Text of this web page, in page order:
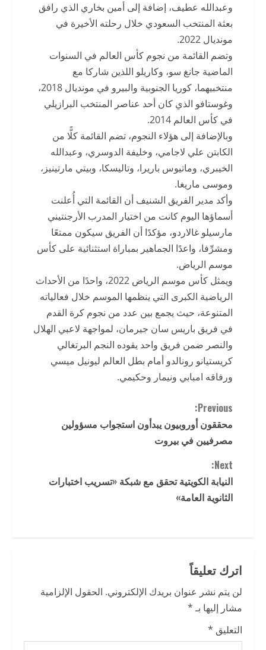
وعبدالله عطيف، إضافة إلى أمين بخاري الذي رافق
بعثة المنتخب السعودي خلال رحلته الأخيرة في
مونديال 2022.
وتضم القائمة من نجوم كأس العالم في السنوات
الماضية جانغ سو، وكاريلو اللذين شاركا مع
منتخبيهما، كوريا الجنوبية والبيرو في مونديال 2018،
وغوستافو الذي كان أحد عناصر المنتخب البرازيلي
في كأس العالم 2014.
وبالإضافة إلى هؤلاء النجوم، تضم القائمة كلًّا من
الكابتن علي لاجامي، وخليفة الدوسري، وعبدالله
الخيبري، وماتيوس باريرا، وتاليسكا، وبيتي مارتينيز،
وموسى ماريغا.
وأكد مدير الفريق الشنيف أن القائمة التي أُعلنت
أسماؤها اليوم كانت من اختيار المدرب الأرجنتيني
مارسيلو غالاردو، مؤكدًا أن الفريق سيكون ممتعًا
ومشرِّفا، واعدًا الجماهير بمباراة استثنائية على كأس
موسم الرياض.
ويمثل كأس موسم الرياض 2022، واحدًا من الأحداث
الرياضية الكبرى التي ينظمها الموسم خلال فعالياته
المتنوعة، حيث يجمع بين عدد من نجوم كرة القدم
في فريق باريس سان جيرمان، لمواجهة لاعبي الهلال
والنصر ضمن فريق واحد يقوده النجم البرتغالي
كريستيانو رونالدو أمام بطل العالم ليونيل ميسي
ورفاقه امبابي ونيمار وحكيمي.
C
o
n
t
u
e
R
e
Previous:
محققون أوروبيون يبدأون استجواب مسؤولين
مصرفيين في بيروت
Next:
النيابة الكويتية تحقق مع شبكة «تسريب اختبارات
الثانوية العامة»
اترك تعليقاً
لن يتم نشر عنوان بريدك الإلكتروني. الحقول الإلزامية
مشار إليها بـ*
التعليق *